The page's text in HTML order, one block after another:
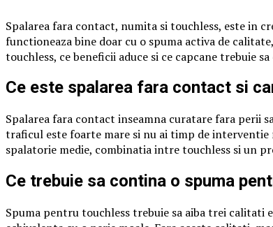
Spalarea fara contact, numita si touchless, este in
functioneaza bine doar cu o spuma activa de
touchless, ce beneficii aduce si ce capcane trebuie
Ce este spalarea fara contact si
Spalarea fara contact inseamna curatare fara perii
traficul este foarte mare si nu ai timp de
spalatorie medie, combinatia intre touchless si un
Ce trebuie sa contina o spuma
Spuma pentru touchless trebuie sa aiba trei